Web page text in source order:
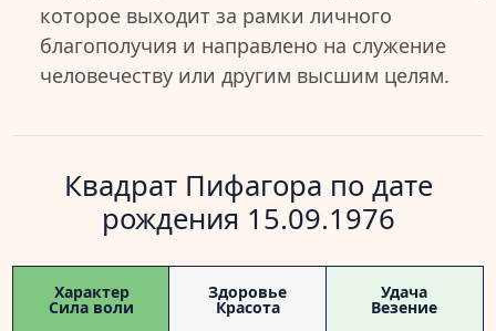
которое выходит за рамки личного
благополучия и направлено на служение
человечеству или другим высшим целям.
Квадрат Пифагора по дате
рождения 15.09.1976
Характер
Сила воли
Здоровье
Красота
Удача
Везение